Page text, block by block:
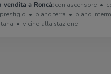
vendita a Roncà: con ascensore
piano terra piano
vicino alla stazione